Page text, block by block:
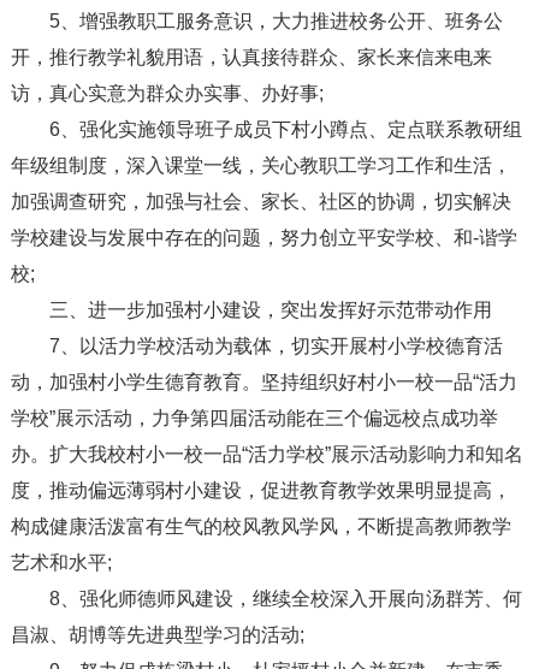
5、增强教职工服务意识，大力推进校务公开、班务公
开，推行教学礼貌用语，认真接待群众、家长来信来电来
访，真心实意为群众办实事、办好事;
6、强化实施领导班子成员下村小蹲点、定点联系教研组
年级组制度，深入课堂一线，关心教职工学习工作和生活，
加强调查研究，加强与社会、家长、社区的协调，切实解决
学校建设与发展中存在的问题，努力创立平安学校、和-谐学
校;
三、进一步加强村小建设，突出发挥好示范带动作用
7、以活力学校活动为载体，切实开展村小学校德育活
动，加强村小学生德育教育。坚持组织好村小一校一品“活力
学校”展示活动，力争第四届活动能在三个偏远校点成功举
办。扩大我校村小一校一品“活力学校”展示活动影响力和知名
度，推动偏远薄弱村小建设，促进教育教学效果明显提高，
构成健康活泼富有生气的校风教风学风，不断提高教师教学
艺术和水平;
8、强化师德师风建设，继续全校深入开展向汤群芳、何
昌淑、胡博等先进典型学习的活动;